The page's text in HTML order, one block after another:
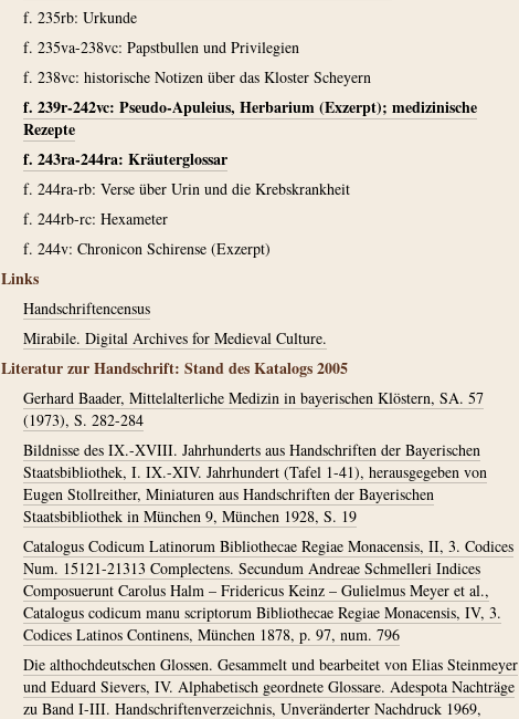
f. 235rb: Urkunde
f. 235va-238vc: Papstbullen und Privilegien
f. 238vc: historische Notizen über das Kloster Scheyern
f. 239r-242vc: Pseudo-Apuleius, Herbarium (Exzerpt); medizinische
Rezepte
f. 243ra-244ra: Kräuterglossar
f. 244ra-rb: Verse über Urin und die Krebskrankheit
f. 244rb-rc: Hexameter
f. 244v: Chronicon Schirense (Exzerpt)
Links
Handschriftencensus
Mirabile. Digital Archives for Medieval Culture.
Literatur zur Handschrift: Stand des Katalogs 2005
Gerhard Baader, Mittelalterliche Medizin in bayerischen Klöstern, SA. 57
(1973), S. 282-284
Bildnisse des IX.-XVIII. Jahrhunderts aus Handschriften der Bayerischen
Staatsbibliothek, I. IX.-XIV. Jahrhundert (Tafel 1-41), herausgegeben von
Eugen Stollreither, Miniaturen aus Handschriften der Bayerischen
Staatsbibliothek in München 9, München 1928, S. 19
Catalogus Codicum Latinorum Bibliothecae Regiae Monacensis, II, 3. Codices
Num. 15121-21313 Complectens. Secundum Andreae Schmelleri Indices
Composuerunt Carolus Halm – Fridericus Keinz – Gulielmus Meyer et al.,
Catalogus codicum manu scriptorum Bibliothecae Regiae Monacensis, IV, 3.
Codices Latinos Continens, München 1878, p. 97, num. 796
Die althochdeutschen Glossen. Gesammelt und bearbeitet von Elias Steinmeyer
und Eduard Sievers, IV. Alphabetisch geordnete Glossare. Adespota Nachträge
zu Band I-III. Handschriftenverzeichnis, Unveränderter Nachdruck 1969,